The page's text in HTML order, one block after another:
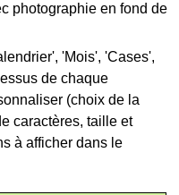
photographie en fond de
'Mois', 'Cases',
de chaque
(choix de la
caractères, taille et
à afficher dans le